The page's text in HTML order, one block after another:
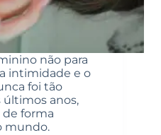
não para
intimidade e o
foi tão
últimos anos,
forma
mundo.